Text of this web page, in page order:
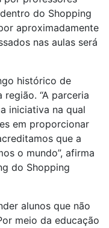
do Shopping
aproximadamente
nas aulas será
histórico de
“A parceria
iniciativa na qual
em proporcionar
que a
o mundo”, afirma
do Shopping
alunos que não
meio da educação